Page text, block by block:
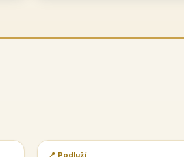
📰 PR článek
📍 Podluží